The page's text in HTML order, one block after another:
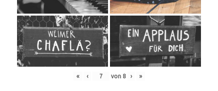
« ‹ von 8 › »